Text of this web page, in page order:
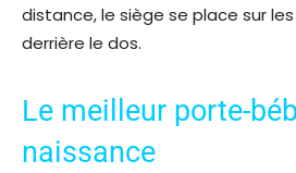
distance, le siège se place sur
derrière le dos.
Le meilleur porte-
naissance